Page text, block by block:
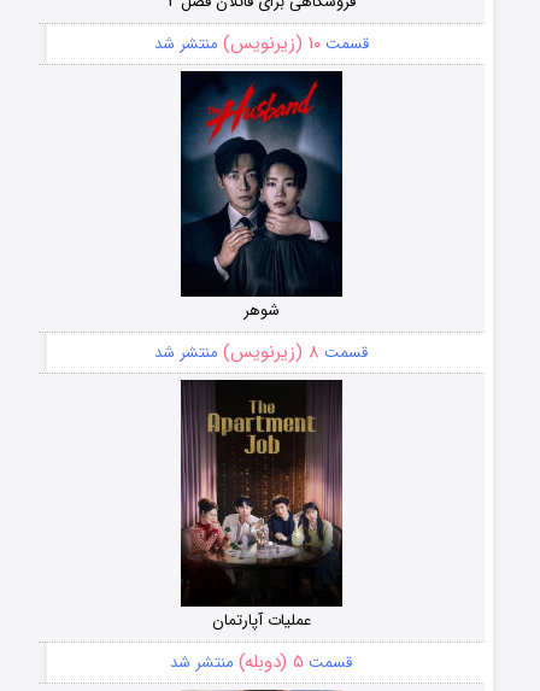
قسمت۱۰ (زیرنویس) منتشر شد
شوهر
قسمت ۸ (زیرنویس) منتشر شد
عملیات آپارتمان
قسمت ۵ (دوبله) منتشر شد